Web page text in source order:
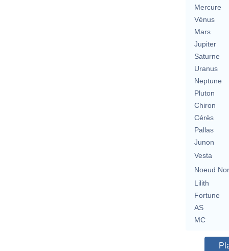
Mercure
Vénus
Mars
Jupiter
Saturne
Uranus
Neptune
Pluton
Chiron
Cérès
Pallas
Junon
Vesta
Noeud
Lilith
Fortune
AS
MC